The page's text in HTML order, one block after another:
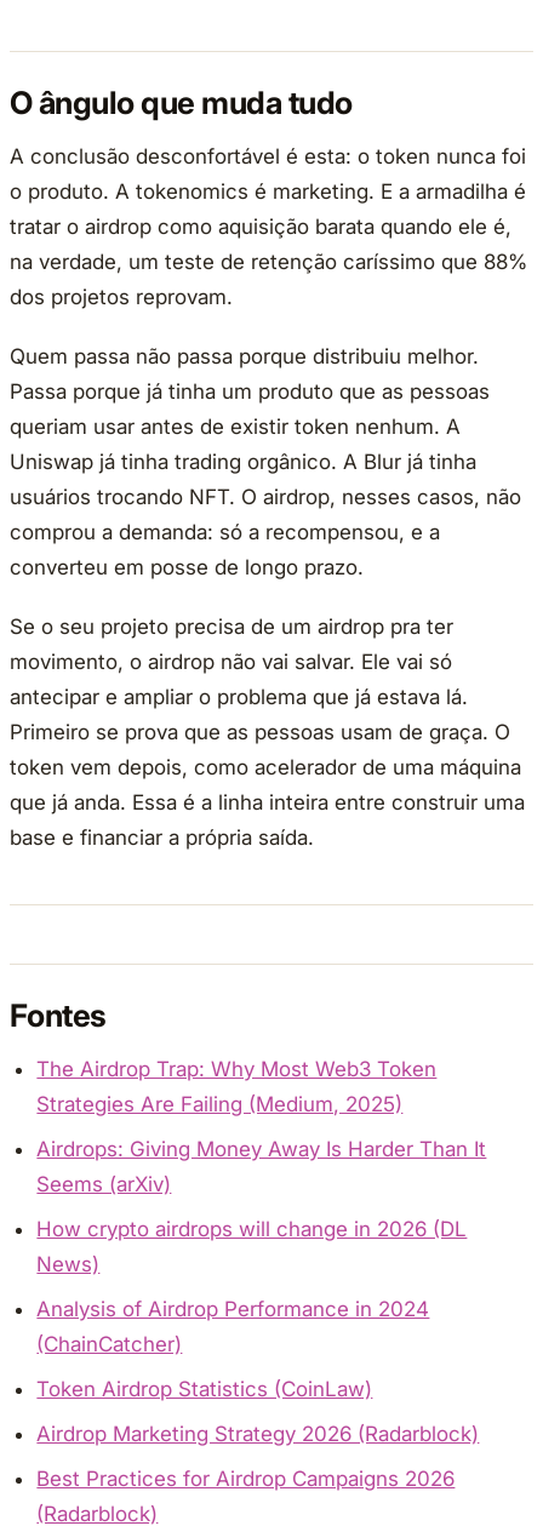
O ângulo que muda tudo
A conclusão desconfortável é esta: o token nunca foi
o produto. A tokenomics é marketing. E a armadilha é
tratar o airdrop como aquisição barata quando ele é,
na verdade, um teste de retenção caríssimo que 88%
dos projetos reprovam.
Quem passa não passa porque distribuiu melhor.
Passa porque já tinha um produto que as pessoas
queriam usar antes de existir token nenhum. A
Uniswap já tinha trading orgânico. A Blur já tinha
usuários trocando NFT. O airdrop, nesses casos, não
comprou a demanda: só a recompensou, e a
converteu em posse de longo prazo.
Se o seu projeto precisa de um airdrop pra ter
movimento, o airdrop não vai salvar. Ele vai só
antecipar e ampliar o problema que já estava lá.
Primeiro se prova que as pessoas usam de graça. O
token vem depois, como acelerador de uma máquina
que já anda. Essa é a linha inteira entre construir uma
base e financiar a própria saída.
Fontes
The Airdrop Trap: Why Most Web3 Token
Strategies Are Failing (Medium, 2025)
Airdrops: Giving Money Away Is Harder Than It
Seems (arXiv)
How crypto airdrops will change in 2026 (DL
News)
Analysis of Airdrop Performance in 2024
(ChainCatcher)
Token Airdrop Statistics (CoinLaw)
Airdrop Marketing Strategy 2026 (Radarblock)
Best Practices for Airdrop Campaigns 2026
(Radarblock)